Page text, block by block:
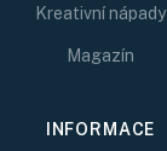
Kreativní nápady
Magazín
INFORMACE